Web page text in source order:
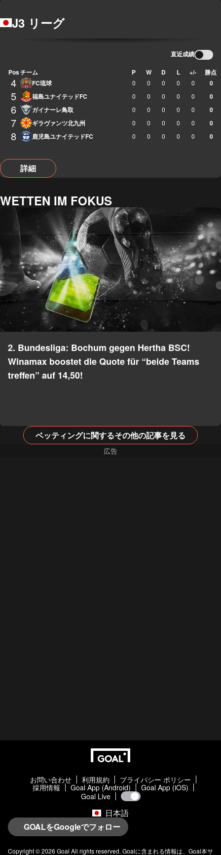
J3 リーグ
直近成績
Posチーム P W D L +/- 勝点
4 FC琉球 0 0 0 0 0 0
5 福島ユナイテッドFC 0 0 0 0 0 0
6 ガイナーレ鳥取 0 0 0 0 0 0
7 ギラヴァンツ北九州 0 0 0 0 0 0
8 鹿児島ユナイテッドFC 0 0 0 0 0 0
詳細
WETTEN IM FOKUS
2. Bundesliga: Bochum gegen Hertha BSC!
Winamax boostet die Quote für “beide Teams
treffen” auf 14,50!
ベッティングに関するその他の記事を見る
お問い合わせ 利用規約
プライバシー ポリシー
採用情報
Goal App (Android)
Goal App (iOS)
Goal Live
日本語
GOALをGoogleでフォロー
Copyright © 2026 Goal All rights reserved. Goalに含まれる情報は、 Goal本サ